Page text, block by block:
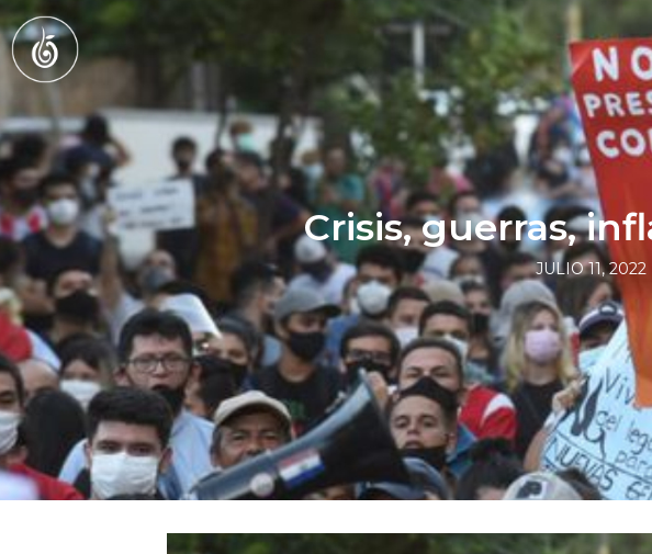
Crisis, guerras,
JULIO 11, 2022